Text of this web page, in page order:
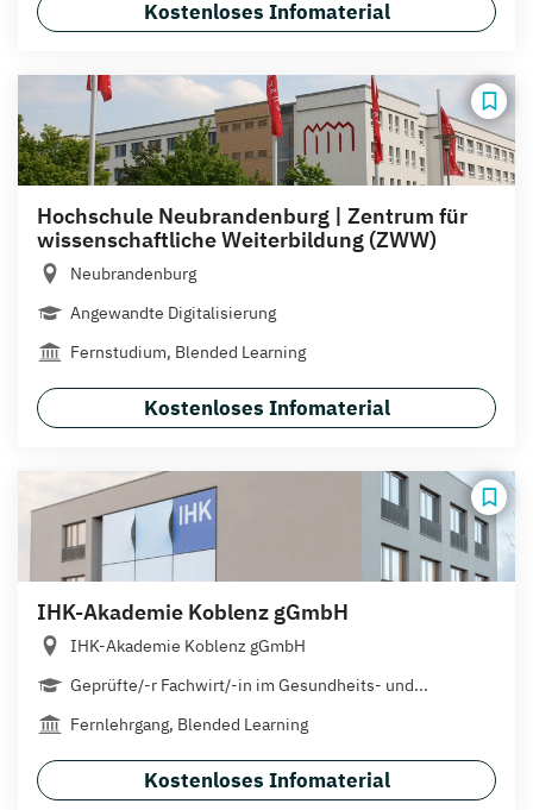
Kostenloses Infomaterial
Hochschule Neubrandenburg | Zentrum für
wissenschaftliche Weiterbildung (ZWW)
Neubrandenburg
Angewandte Digitalisierung
Fernstudium, Blended Learning
Kostenloses Infomaterial
IHK-Akademie Koblenz gGmbH
IHK-Akademie Koblenz gGmbH
Geprüfte/-r Fachwirt/-in im Gesundheits- und...
Fernlehrgang, Blended Learning
Kostenloses Infomaterial